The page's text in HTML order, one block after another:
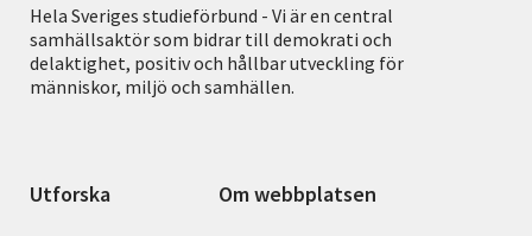
Hela Sveriges studieförbund - Vi är en central
samhällsaktör som bidrar till demokrati och
delaktighet, positiv och hållbar utveckling för
människor, miljö och samhällen.
Utforska Om webbplatsen